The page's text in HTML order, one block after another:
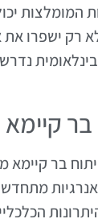
המומלצות
רק ישפרו
קיימא